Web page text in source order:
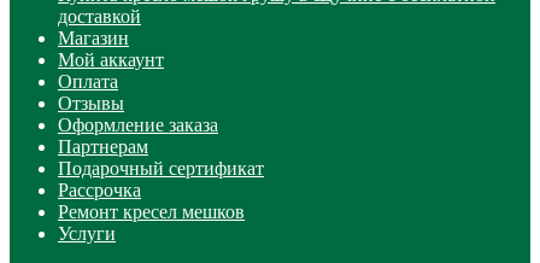
доставкой
Магазин
Мой аккаунт
Оплата
Отзывы
Оформление заказа
Партнерам
Подарочный сертификат
Рассрочка
Ремонт кресел мешков
Услуги